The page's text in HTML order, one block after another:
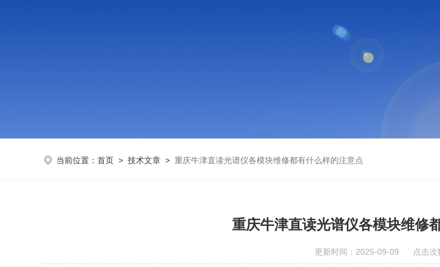
当前位置： 首页 > 技术文章 > 重庆牛津直读光谱仪各模块维修都有什么样的注意点
重庆牛津直读光谱仪各模块维修
更新时间：2025-09-09 点击次